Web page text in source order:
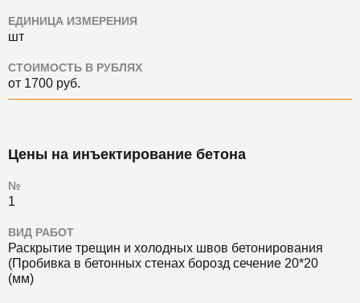
ЕДИНИЦА ИЗМЕРЕНИЯ
шт
СТОИМОСТЬ В РУБЛЯХ
от 1700 руб.
Цены на инъектирование бетона
№
1
ВИД РАБОТ
Раскрытие трещин и холодных швов бетонирования
(Пробивка в бетонных стенах борозд сечение 20*20
(мм)